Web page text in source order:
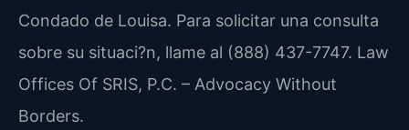
Condado de Louisa. Para solicitar una consulta
sobre su situaci?n, llame al (888) 437-7747. Law
Offices Of SRIS, P.C. – Advocacy Without
Borders.